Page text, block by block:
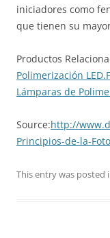
iniciadores como
que tienen su
Productos
Polimerización LED.F
Lámparas de
Source:http://
Principios-de-la-
This entry was posted